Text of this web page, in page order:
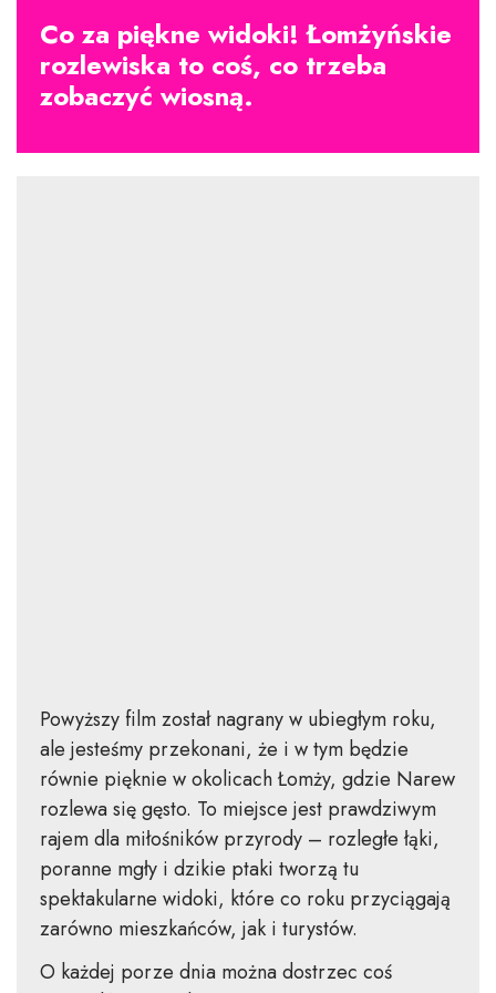
Co za piękne widoki! Łomżyńskie
rozlewiska to coś, co trzeba
zobaczyć wiosną.
Powyższy film został nagrany w ubiegłym roku,
ale jesteśmy przekonani, że i w tym będzie
równie pięknie w okolicach Łomży, gdzie Narew
rozlewa się gęsto. To miejsce jest prawdziwym
rajem dla miłośników przyrody – rozległe łąki,
poranne mgły i dzikie ptaki tworzą tu
spektakularne widoki, które co roku przyciągają
zarówno mieszkańców, jak i turystów.
O każdej porze dnia można dostrzec coś